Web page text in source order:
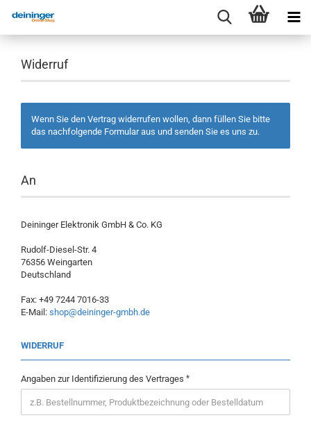
Widerruf
Wenn Sie den Vertrag widerrufen wollen, dann füllen Sie bitte
das nachfolgende Formular aus und senden Sie es uns zu.
An
Deininger Elektronik GmbH & Co. KG
Rudolf-Diesel-Str. 4
76356 Weingarten
Deutschland
Fax: +49 7244 7016-33
E-Mail: shop@deininger-gmbh.de
WIDERRUF
Angaben zur Identifizierung des Vertrages